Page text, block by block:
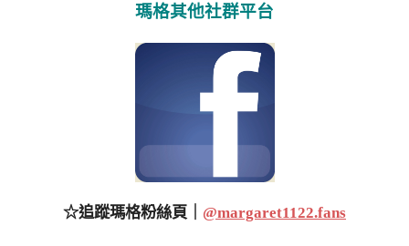
瑪格其他社群平台
☆追蹤瑪格粉絲頁｜ @margaret1122.fans